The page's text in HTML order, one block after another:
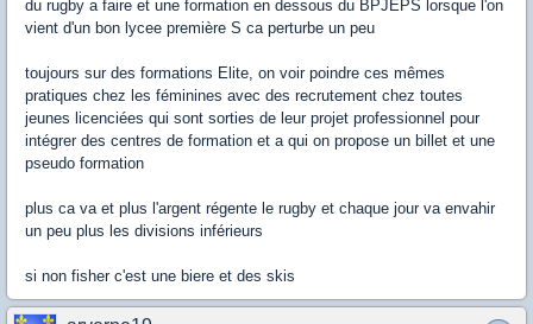
du rugby a faire et une formation en dessous du BPJEPS lorsque l'on
vient d'un bon lycee première S ca perturbe un peu
toujours sur des formations Elite, on voir poindre ces mêmes
pratiques chez les féminines avec des recrutement chez toutes
jeunes licenciées qui sont sorties de leur projet professionnel pour
intégrer des centres de formation et a qui on propose un billet et une
pseudo formation
plus ca va et plus l'argent régente le rugby et chaque jour va envahir
un peu plus les divisions inférieurs
si non fisher c'est une biere et des skis